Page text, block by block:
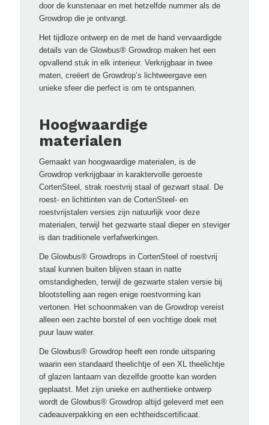
door de kunstenaar en met hetzelfde nummer als de
Growdrop die je ontvangt.
Het tijdloze ontwerp en de met de hand vervaardigde
details van de Glowbus® Growdrop maken het een
opvallend stuk in elk interieur. Verkrijgbaar in twee
maten, creëert de Growdrop’s lichtweergave een
unieke sfeer die perfect is om te ontspannen.
Hoogwaardige
materialen
Gemaakt van hoogwaardige materialen, is de
Growdrop verkrijgbaar in karaktervolle geroeste
CortenSteel, strak roestvrij staal of gezwart staal. De
roest- en lichttinten van de CortenSteel- en
roestvrijstalen versies zijn natuurlijk voor deze
materialen, terwijl het gezwarte staal dieper en steviger
is dan traditionele verfafwerkingen.
De Glowbus® Growdrops in CortenSteel of roestvrij
staal kunnen buiten blijven staan in natte
omstandigheden, terwijl de gezwarte stalen versie bij
blootstelling aan regen enige roestvorming kan
vertonen. Het schoonmaken van de Growdrop vereist
alleen een zachte borstel of een vochtige doek met
puur lauw water.
De Glowbus® Growdrop heeft een ronde uitsparing
waarin een standaard theelichtje of een XL theelichtje
of glazen lantaarn van dezelfde grootte kan worden
geplaatst. Met zijn unieke en authentieke ontwerp
wordt de Glowbus® Growdrop altijd geleverd met een
cadeauverpakking en een echtheidscertificaat.